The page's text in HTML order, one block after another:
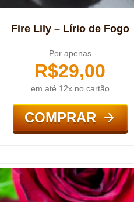
Fire Lily – Lírio de Fogo
Por apenas
R$29,00
em até 12x no cartão
COMPRAR